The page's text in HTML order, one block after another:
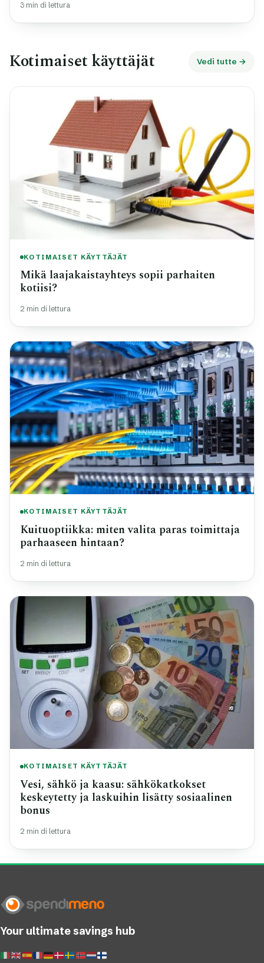
3 min di lettura
Kotimaiset käyttäjät Vedi tutte →
KOTIMAISET KÄYTTÄJÄT
Mikä laajakaistayhteys sopii parhaiten
kotiisi?
2 min di lettura
KOTIMAISET KÄYTTÄJÄT
Kuituoptiikka: miten valita paras toimittaja
parhaaseen hintaan?
2 min di lettura
KOTIMAISET KÄYTTÄJÄT
Vesi, sähkö ja kaasu: sähkökatkokset
keskeytetty ja laskuihin lisätty sosiaalinen
bonus
2 min di lettura
Your ultimate savings hub